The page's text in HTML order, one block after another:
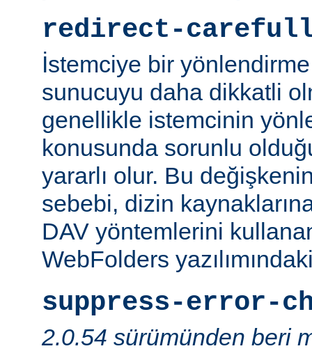
redirect-
İstemciye bir
sunucuyu daha dikkatli
genellikle istemcinin
konusunda sorunlu
yararlı olur. Bu
sebebi, dizin
DAV yöntemlerini
WebFolders
suppress-error-
2.0.54 sürümünden beri